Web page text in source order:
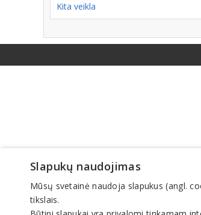
Kita veikla
Slapukų naudojimas
Mūsų svetainė naudoja slapukus (angl.
tikslais.